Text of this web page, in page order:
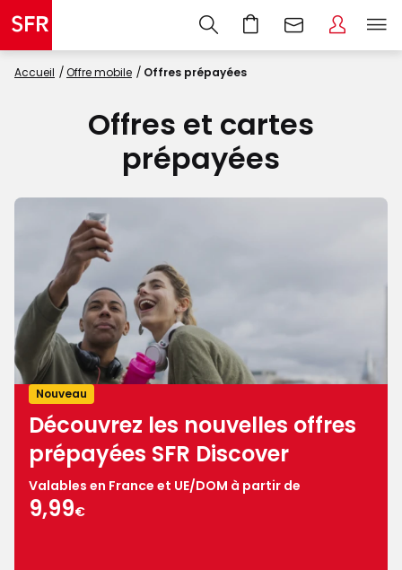
Accueil Offre mobile Offres prépayées
Offres et cartes
prépayées
Nouveau
Découvrez les nouvelles offres
prépayées SFR Discover
Valables en France et UE/DOM à partir de
9,99€
9,99€